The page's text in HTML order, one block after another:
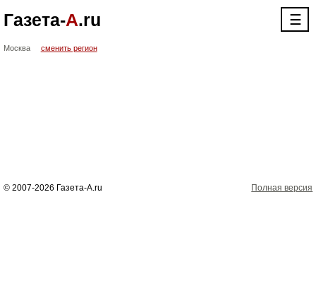
Газета-А.ru ☰
Москва сменить регион
© 2007-2026 Газета-А.ru Полная версия